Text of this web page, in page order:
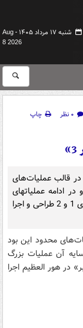
شنبه ۱۷ مرداد ۱۴۰۵ -
Aug
8 2026
۰ نظر
چاپ
که در قالب عملیات‌های
ادامه عملیاتهای
مسلم ابن عقیل، محرم، والفجر مقدماتی و والفجرهای 1 و 2 طراحی و اجرا
محدود این بود
آن عملیات بزرگ
سال 1362 به نام «خیبر» در هور العظیم اجرا